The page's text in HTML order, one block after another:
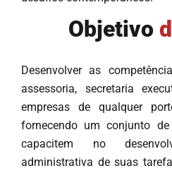
Objetivo
Desenvolver as
assessoria, secretaria
empresas de qualquer
fornecendo um conjunto
capacitem no
administrativa de suas